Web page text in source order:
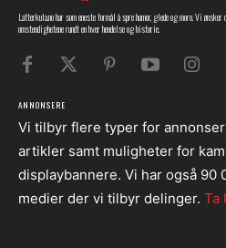
Latterkula.no har som eneste formål å spre humor, glede og moro. Vi
omstendighetene rundt en hver hendelse og historie.
ANNONSERE
Vi tilbyr flere typer for
artikler samt muligheter for
displaybannere. Vi har også 90
medier der vi tilbyr delinger. Ta